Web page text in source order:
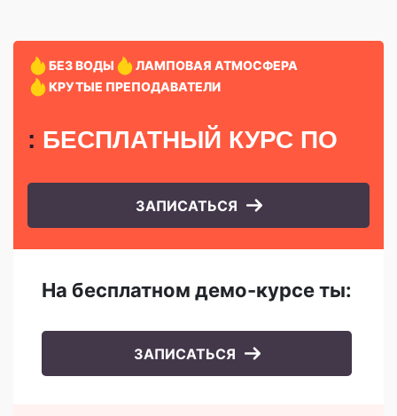
БЕЗ ВОДЫ
ЛАМПОВАЯ АТМОСФЕРА
КРУТЫЕ ПРЕПОДАВАТЕЛИ
: БЕСПЛАТНЫЙ КУРС ПО
ЗАПИСАТЬСЯ
На бесплатном демо-курсе ты:
ЗАПИСАТЬСЯ